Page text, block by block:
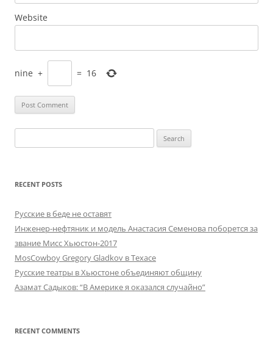
Website
nine + = 16
for:
RECENT POSTS
Русские в беде не оставят
Инженер-нефтяник и модель Анастасия Семенова поборется за
звание Мисс Хьюстон-2017
MosCowboy Gregory Gladkov в Техасе
Русские театры в Хьюстоне объединяют общину
Азамат Садыков: “В Америке я оказался случайно”
RECENT COMMENTS